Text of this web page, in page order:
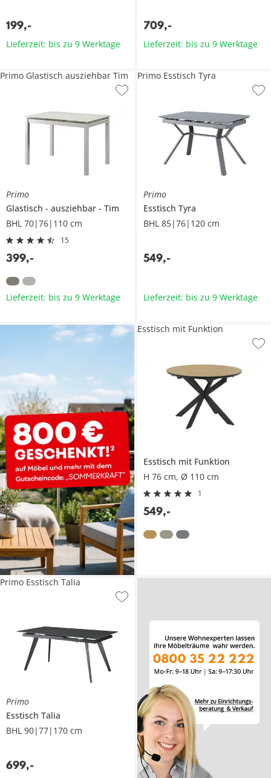
199,-
Lieferzeit: bis zu 9 Werktage
709,-
Lieferzeit: bis zu 9 Werktage
Primo
Glastisch
ausziehbar
Tim
BHL 70|76|110 cm
15
399,-
Primo Glastisch ausziehbar Tim
Lieferzeit: bis zu 9 Werktage
Primo
Esstisch Tyra
BHL 85|76|120 cm
549,-
Primo Esstisch Tyra
Lieferzeit: bis zu 9 Werktage
Esstisch mit Funktion
H 76 cm, Ø 110 cm
1
549,-
Esstisch mit Funktion
Primo
Esstisch Talia
BHL 90|77|170 cm
699,-
Primo Esstisch Talia